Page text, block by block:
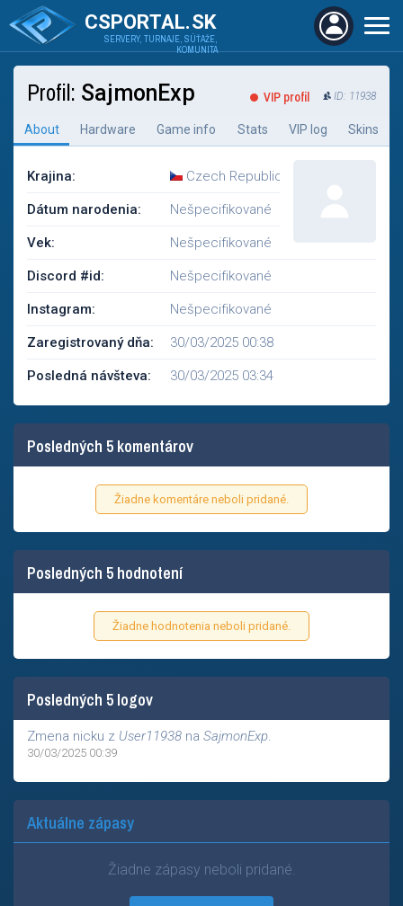
CSPORTAL.SK
SERVERY, TURNAJE, SÚŤAŽE,
KOMUNITA
Profil: SajmonExp VIP profil ID: 11938
About Hardware Game info Stats VIP log Skins
Krajina: Czech Republic
Dátum narodenia: Nešpecifikované
Vek: Nešpecifikované
Discord #id: Nešpecifikované
Instagram: Nešpecifikované
Zaregistrovaný dňa: 30/03/2025 00:38
Posledná návšteva: 30/03/2025 03:34
Posledných 5 komentárov
Žiadne komentáre neboli pridané.
Posledných 5 hodnotení
Žiadne hodnotenia neboli pridané.
Posledných 5 logov
Zmena nicku z User11938 na SajmonExp.
30/03/2025 00:39
Aktuálne zápasy
Žiadne zápasy neboli pridané.